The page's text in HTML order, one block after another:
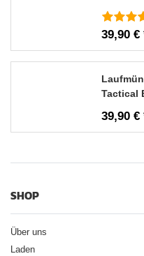
39,90 €
Tactical
39,90 €
SHOP
Über uns
Laden